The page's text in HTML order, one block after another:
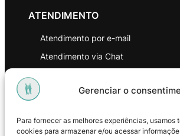
Gerenciar o
Para fornecer as melhores experiências, usamos
cookies para armazenar e/ou acessar
ATENDIMENTO
Atendimento por e-mail
Atendimento via Chat
Política de Privacidade